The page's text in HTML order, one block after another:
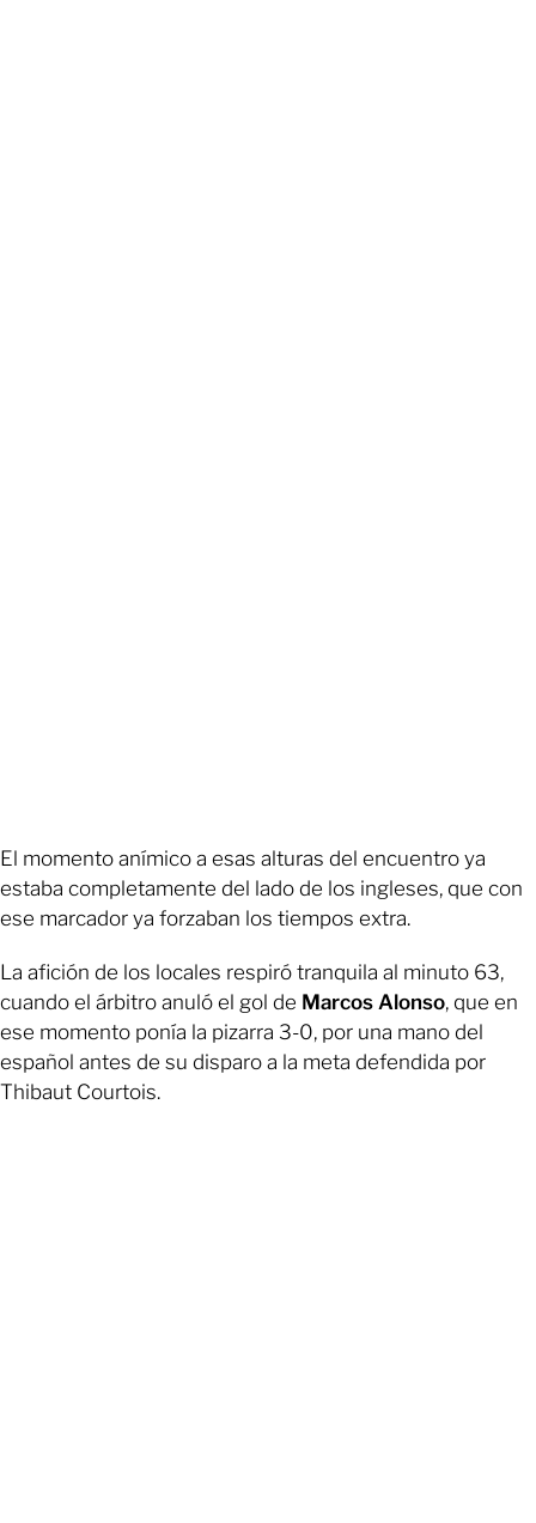
El momento anímico a esas alturas del encuentro ya
estaba completamente del lado de los ingleses, que con
ese marcador ya forzaban los tiempos extra.
La afición de los locales respiró tranquila al minuto 63,
cuando el árbitro anuló el gol de Marcos Alonso, que en
ese momento ponía la pizarra 3-0, por una mano del
español antes de su disparo a la meta defendida por
Thibaut Courtois.